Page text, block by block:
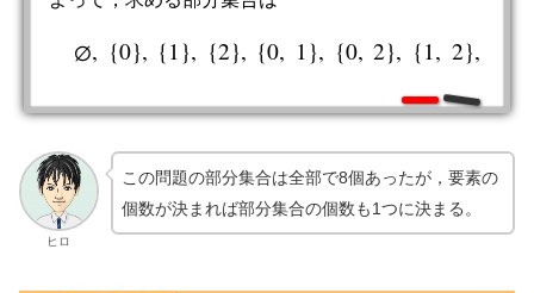
∅, {0}, {1}, {2}, {0, 1}, {0, 2}, {1, 2},
, {0 }, 1}, {2 , {0, 1} {0 , 2}, {1 , 2 , {0, 1, 2}
ヒロ
この問題の部分集合は全部で8個あったが，要素の
個数が決まれば部分集合の個数も1つに決まる。